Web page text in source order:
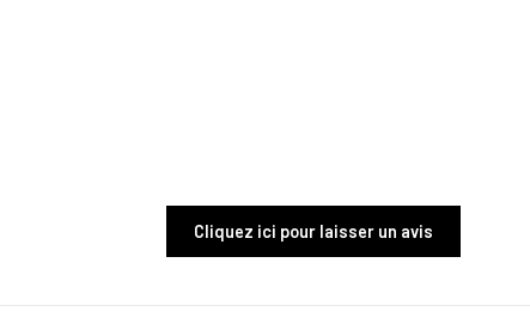
Cliquez ici pour laisser un avis